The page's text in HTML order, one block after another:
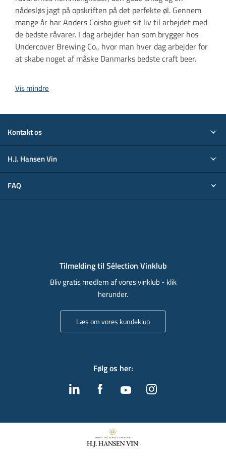
nådesløs jagt på opskriften på det perfekte øl. Gennem
mange år har Anders Coisbo givet sit liv til arbejdet med
de bedste råvarer. I dag arbejder han som brygger hos
Undercover Brewing Co., hvor man hver dag arbejder for
at skabe noget af måske Danmarks bedste craft beer.
Vis mindre
Kontakt os
H.J. Hansen Vin
FAQ
Tilmelding til Sélection Vinklub
Bliv gratis medlem af vores vinklub - klik
herunder.
Læs om vores kundeklub
Følg os her: